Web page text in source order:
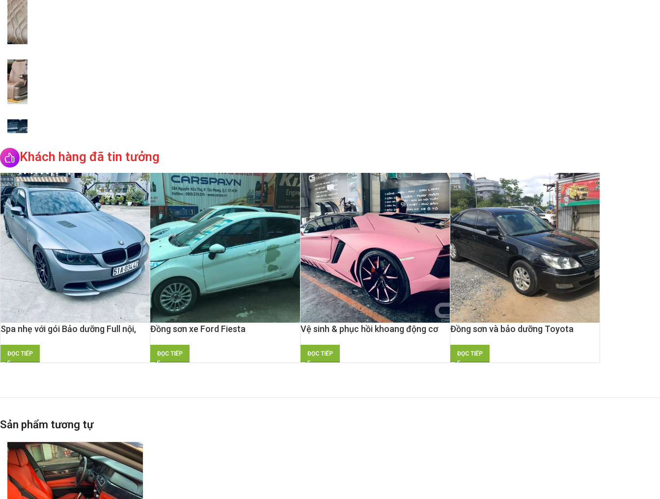
Khách hàng đã tin tưởng
Spa nhẹ với gói Bảo dưỡng Full nội,
ĐỌC TIẾP
Đồng sơn xe Ford Fiesta
ĐỌC TIẾP
Vệ sinh & phục hồi khoang động cơ
ĐỌC TIẾP
Đồng sơn và bảo dưỡng Toyota
tuổi thọ của chiếc xe
ĐỌC TIẾP
Sản phẩm tương tự